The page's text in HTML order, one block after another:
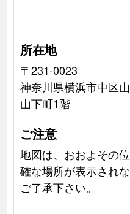
所在地
〒231-0023
神奈川県横浜市中区
山下町1階
ご注意
地図は、おおよその
確な場所が表示され
ご了承下さい。